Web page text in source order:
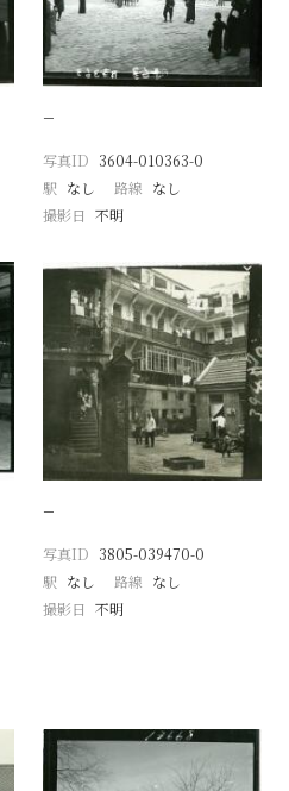
−
写真ID 3604-010363-0
駅 なし 路線 なし
撮影日 不明
−
写真ID 3805-039470-0
駅 なし 路線 なし
撮影日 不明